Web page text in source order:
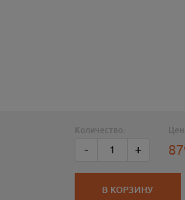
Количество:
- +
В КОРЗИНУ